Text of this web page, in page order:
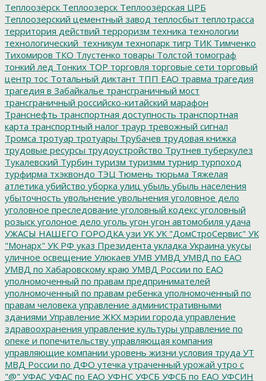
Теплоозёрск Теплоозерск Теплоозёрская ЦРБ
Теплоозерский цементный завод теплосбыт теплотрасса
территория действий терроризм техника технологии
технологический_техникум технопарк тигр ТИК Тимченко
Тихомиров ТКО Тлустенко товары Толстой томограф
тонкий лед Тонких ТОР торговля торговые сети торговый
центр тос Тотальный диктант ТПП ЕАО травма трагедия
трагедия в Забайкалье трансграничный мост
трансграничный российско-китайский марафон
Транснефть транспортная доступность транспортная
карта транспортный налог траур тревожный сигнал
Тромса тротуар тротуары Трубачев трудовая книжка
трудовые ресурсы трудоустройство Трутнев туберкулез
Тукалевский Турбин туризм туризмм турнир турпоход
турфирма тхэквондо ТЭЦ Тюмень тюрьма Тяжелая
атлетика убийство уборка улиц убыль убыль населения
убыточность увольнение увольнения уголовное дело
уголовное преследование уголовный кодекс уголовный
розыск уголоное дело уголь угон угон автомобиля удача
УЖАСЫ НАШЕГО ГОРОДКА узи УК УК "ДомСтроСервис" УК
"Монарх" УК РФ указ Президента укладка Украина укусы
уличное освещение Улюкаев УМВ УМВД УМВД по ЕАО
УМВД по Хабаровскому краю УМВД России по ЕАО
уполномоченный по правам предпринимателей
уполномоченный по правам ребенка уполномоченный по
правам человека управление административными
зданиями Управление ЖКХ мэрии города управление
здравоохранения управление культуры управление по
опеке и попечительству управляющая компания
управляющие компании уровень жизни условия труда УТ
МВД России по ДФО утечка утраченный урожай утро с
"@" УФАС УФАС по ЕАО УФНС УФСБ УФСБ по ЕАО УФСИН